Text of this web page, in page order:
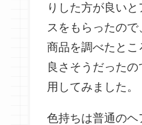
りした方が良いと
スをもらったので
商品を調べたとこ
良さそうだったの
用してみました。
色持ちは普通のヘ